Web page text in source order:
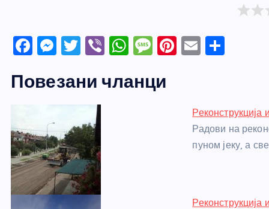
F
c
o
o
k
M
ss
e
g
er
T
itt
er
Vi
er
W
at
M
ss
Pi
st
E
Повезани чланци
Реконструкција
Радови на
пуном јеку, а
Реконструкција